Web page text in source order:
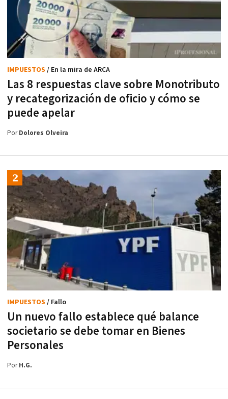
Las 8 respuestas clave sobre Monotributo
y recategorización de oficio y cómo se
puede apelar
IMPUESTOS / En la mira de ARCA
PorDolores Olveira
Un nuevo fallo establece qué balance
societario se debe tomar en Bienes
Personales
IMPUESTOS / Fallo
PorH.G.